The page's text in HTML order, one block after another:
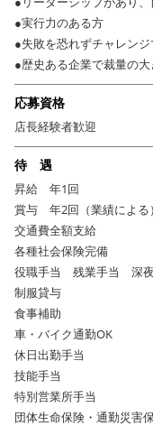
●実行力のある方
●失敗を恐れずチャレン
●歴史ある企業で裁量の
応募資格
店長経験者歓迎
待 遇
昇給 年1回
賞与 年2回（業績による）
交通費全額支給
各種社会保険完備
役職手当 残業手当 深
制服貸与
食事補助
車・バイク通勤OK
休日出勤手当
技能手当
特別営業所手当
団体生命保険・通勤災害